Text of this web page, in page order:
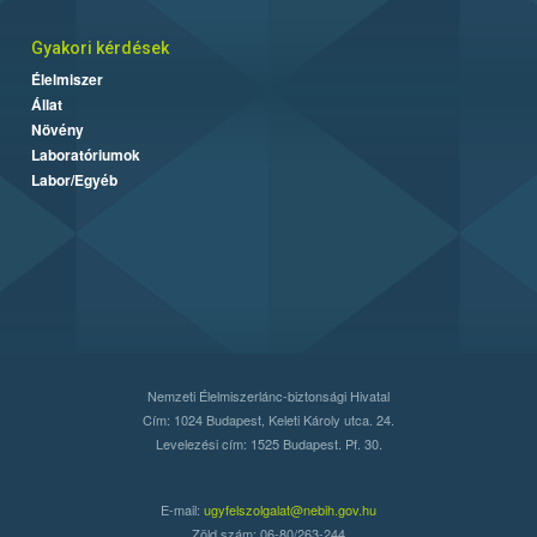
Gyakori kérdések
Élelmiszer
Állat
Növény
Laboratóriumok
Labor/Egyéb
Nemzeti Élelmiszerlánc-biztonsági Hivatal
Cím: 1024 Budapest, Keleti Károly utca. 24.
Levelezési cím: 1525 Budapest. Pf. 30.
E-mail: ugyfelszolgalat@nebih.gov.hu